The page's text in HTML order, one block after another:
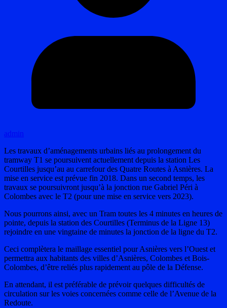
admin
Les travaux d’aménagements urbains liés au prolongement du
tramway T1 se poursuivent actuellement depuis la station Les
Courtilles jusqu’au au carrefour des Quatre Routes à Asnières. La
mise en service est prévue fin 2018. Dans un second temps, les
travaux se poursuivront jusqu’à la jonction rue Gabriel Péri à
Colombes avec le T2 (pour une mise en service vers 2023).
Nous pourrons ainsi, avec un Tram toutes les 4 minutes en heures de
pointe, depuis la station des Courtilles (Terminus de la Ligne 13)
rejoindre en une vingtaine de minutes la jonction de la ligne du T2.
Ceci complètera le maillage essentiel pour Asnières vers l’Ouest et
permettra aux habitants des villes d’Asnières, Colombes et Bois-
Colombes, d’être reliés plus rapidement au pôle de la Défense.
En attendant, il est préférable de prévoir quelques difficultés de
circulation sur les voies concernées comme celle de l’Avenue de la
Redoute.